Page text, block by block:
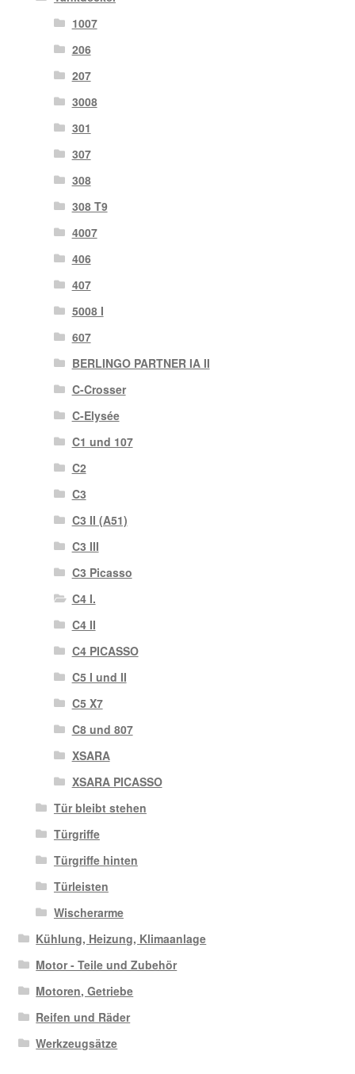
1007
206
207
3008
301
307
308
308 T9
4007
406
407
5008 I
607
BERLINGO PARTNER IA II
C-Crosser
C-Elysée
C1 und 107
C2
C3
C3 II (A51)
C3 III
C3 Picasso
C4 I.
C4 II
C4 PICASSO
C5 I und II
C5 X7
C8 und 807
XSARA
XSARA PICASSO
Tür bleibt stehen
Türgriffe
Türgriffe hinten
Türleisten
Wischerarme
Kühlung, Heizung, Klimaanlage
Motor - Teile und Zubehör
Motoren, Getriebe
Reifen und Räder
Werkzeugsätze